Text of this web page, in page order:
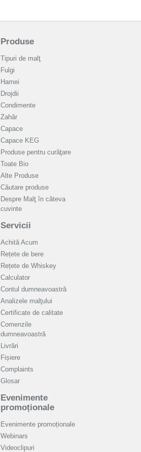
Produse
Tipuri de malţ
Fulgi
Hamei
Drojdii
Condimente
Zahăr
Capace
Capace KEG
Produse pentru curăţare
Toate Bio
Alte Produse
Căutare produse
Despre Malţ în câteva
cuvinte
Servicii
Achită Acum
Rețete de bere
Rețete de Whiskey
Calculator
Contul dumneavoastră
Analizele malţului
Certificate de calitate
Comenzile
dumneavoastră
Livrări
Fișiere
Complaints
Glosar
Evenimente
promoționale
Evenimente promoționale
Webinars
Videoclipuri